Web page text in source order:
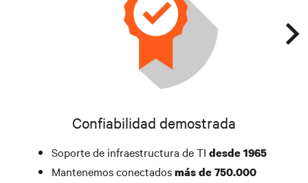
Confiabilidad demostrada
Soporte de infraestructura de TI desde 1965
Mantenemos conectadosmás de 750.000